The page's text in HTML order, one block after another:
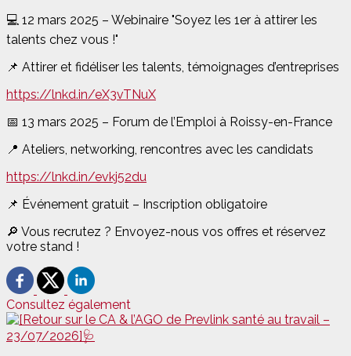
💻 12 mars 2025 – Webinaire "Soyez les 1er à attirer les
talents chez vous !"
📌 Attirer et fidéliser les talents, témoignages d’entreprises
https://lnkd.in/eX3vTNuX
📅 13 mars 2025 – Forum de l’Emploi à Roissy-en-France
📍 Ateliers, networking, rencontres avec les candidats
https://lnkd.in/evkj52du
📌 Événement gratuit – Inscription obligatoire
🔎 Vous recrutez ? Envoyez-nous vos offres et réservez
votre stand !
Consultez également